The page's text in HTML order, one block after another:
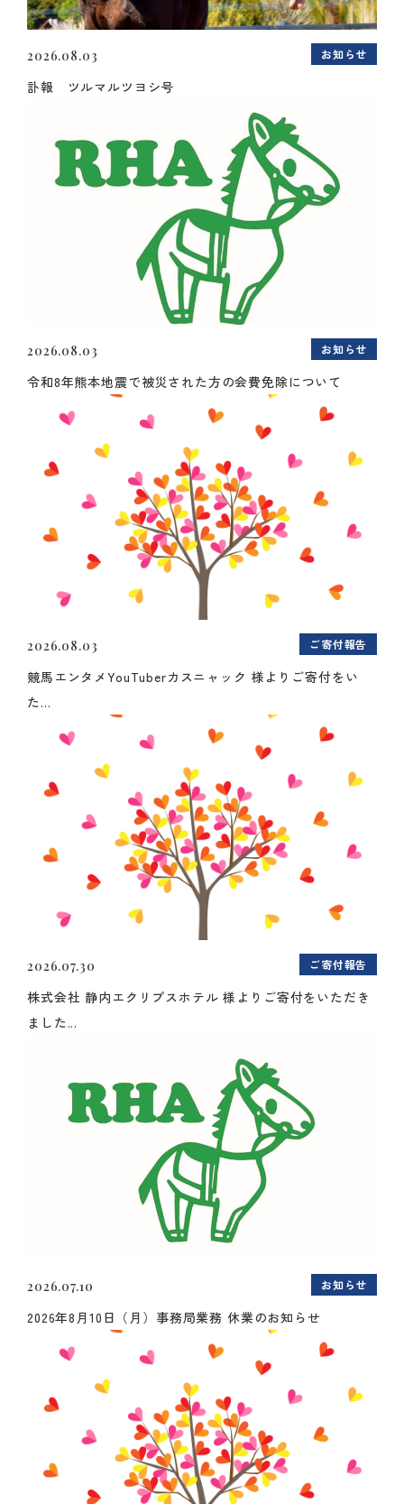
2026.08.03 お知らせ
訃報 ツルマルツヨシ号
2026.08.03 お知らせ
令和8年熊本地震で被災された方の会費免除について
2026.08.03 ご寄付報告
競馬エンタメYouTuberカスニャック 様よりご寄付をい
た...
2026.07.30 ご寄付報告
株式会社 静内エクリプスホテル 様よりご寄付をいただき
ました...
2026.07.10 お知らせ
2026年8月10日（月）事務局業務 休業のお知らせ